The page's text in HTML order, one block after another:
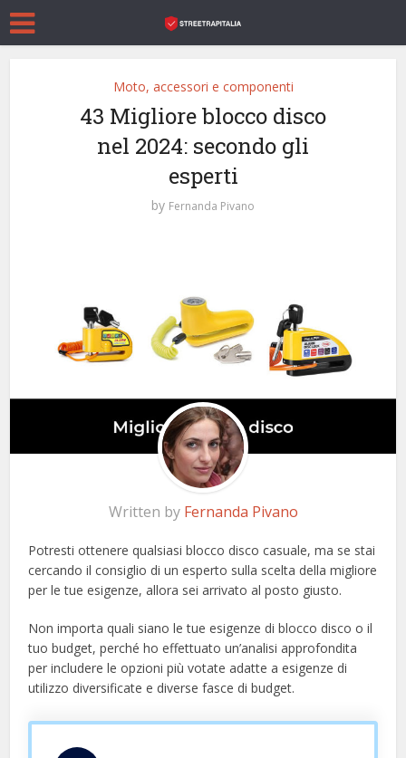
Moto, accessori e componenti
43 Migliore blocco disco
nel 2024: secondo gli
esperti
by Fernanda Pivano
Written by Fernanda Pivano
Potresti ottenere qualsiasi blocco disco casuale, ma se stai
cercando il consiglio di un esperto sulla scelta della migliore
per le tue esigenze, allora sei arrivato al posto giusto.
Non importa quali siano le tue esigenze di blocco disco o il
tuo budget, perché ho effettuato un’analisi approfondita
per includere le opzioni più votate adatte a esigenze di
utilizzo diversificate e diverse fasce di budget.